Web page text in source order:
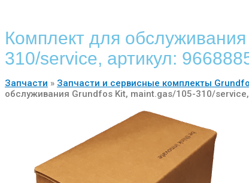
Комплект для
310/service, артикул:
Запчасти » Запчасти и сервисные комплекты
обслуживания Grundfos Kit, maint.gas/105-310/